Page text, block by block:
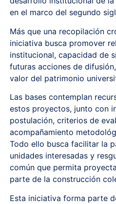
en el marco del segundo
Más que una recopilación
iniciativa busca promover
institucional, capacidad de
futuras acciones de
valor del patrimonio
Las bases contemplan
estos proyectos, junto con
postulación, criterios de
acompañamiento
Todo ello busca facilitar la
unidades interesadas y
común que permita
parte de la construcción
Esta iniciativa forma parte